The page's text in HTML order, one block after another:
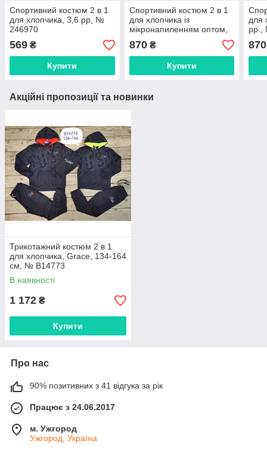
Спортивний костюм 2 в 1
для хлопчика, 3,6 рр, №
246970
569 ₴
Купити
Спортивний костюм 2 в 1
для хлопчика із
мікронапиленням оптом,
8-16 рр., № Nk-8080-3
870₴
Купити
для
рр.,
870
Акційні пропозиції та новинки
Трикотажний костюм 2 в 1
для хлопчика, Grace, 134-164
см, № B14773
В наявності
1 172 ₴
Купити
Про нас
90% позитивних з 41 відгука за рік
Працює з 24.06.2017
м. Ужгород
Ужгород, Україна